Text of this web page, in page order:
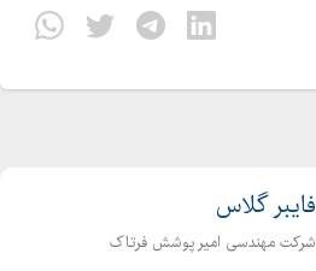
فایبر گلاس
شرکت مهندسی امیر پوشش فرتاک